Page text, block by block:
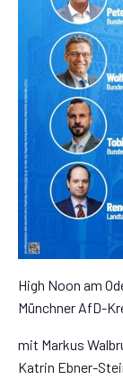
High Noon am
Münchner AfD-
mit Markus
Katrin Ebner-